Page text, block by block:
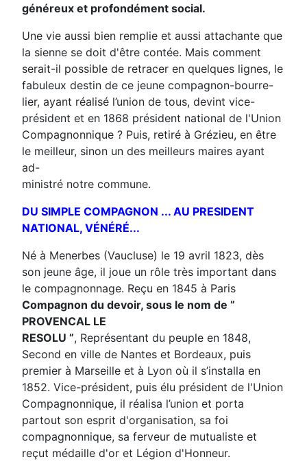
généreux et profondément social.
Une vie aussi bien remplie et aussi attachante que
la sienne se doit d'être contée. Mais comment
serait-il possible de retracer en quelques lignes, le
fabuleux destin de ce jeune compagnon-bourre-
lier, ayant réalisé l’union de tous, devint vice-
président et en 1868 président national de l'Union
Compagnonnique ? Puis, retiré à Grézieu, en être
le meilleur, sinon un des meilleurs maires ayant
ad-
ministré notre commune.
DU SIMPLE COMPAGNON ... AU PRESIDENT
NATIONAL, VÉNÉRÉ...
Né à Menerbes (Vaucluse) le 19 avril 1823, dès
son jeune âge, il joue un rôle très important dans
le compagnonnage. Reçu en 1845 à Paris
Compagnon du devoir, sous le nom de ”
PROVENCAL LE
RESOLU ”, Représentant du peuple en 1848,
Second en ville de Nantes et Bordeaux, puis
premier à Marseille et à Lyon où il s’installa en
1852. Vice-président, puis élu président de l'Union
Compagnonnique, il réalisa l’union et porta
partout son esprit d'organisation, sa foi
compagnonnique, sa ferveur de mutualiste et
reçut médaille d'or et Légion d'Honneur.